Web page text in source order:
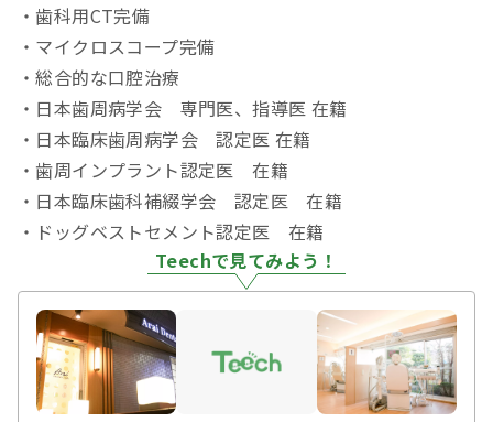
・歯科用CT完備
・マイクロスコープ完備
・総合的な口腔治療
・日本歯周病学会 専門医、指導医 在籍
・日本臨床歯周病学会 認定医 在籍
・歯周インプラント認定医 在籍
・日本臨床歯科補綴学会 認定医 在籍
・ドッグベストセメント認定医 在籍
Teechで見てみよう！